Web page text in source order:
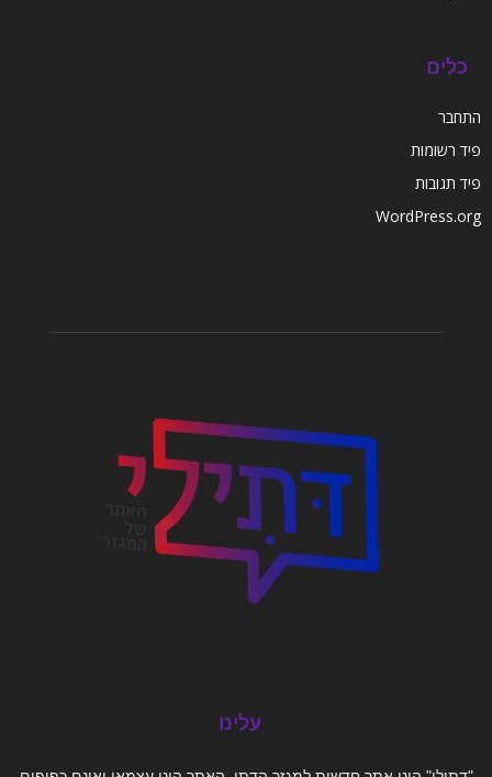
כלים
התחבר
פיד רשומות
פיד תגובות
WordPress.org
עלינו